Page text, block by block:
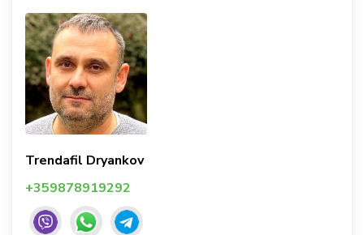
Trendafil Dryankov
+359878919292